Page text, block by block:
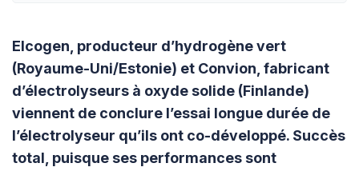
Elcogen, producteur d’hydrogène vert
(Royaume-Uni/Estonie) et Convion, fabricant
d’électrolyseurs à oxyde solide (Finlande)
viennent de conclure l’essai longue durée de
l’électrolyseur qu’ils ont co-développé. Succès
total, puisque ses performances sont